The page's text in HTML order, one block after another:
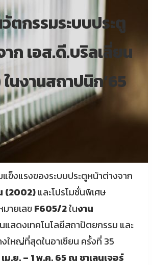
กรรมระบบประตู
ก เอส.ดี.บริลเลี่ยน
นงานสถาปนิก’65
ข็งแรงของระบบประตูหน้าต่างจาก
(2002)และโปรโมชั่นพิเศษ
ายเลข F605/2ในงาน
แสดงเทคโนโลยีสถาปัตยกรรม และ
หญ่ที่สุดในอาเซียน ครั้งที่ 35
ม.ย. – 1 พ.ค. 65 ณ ชาเลนเจอร์